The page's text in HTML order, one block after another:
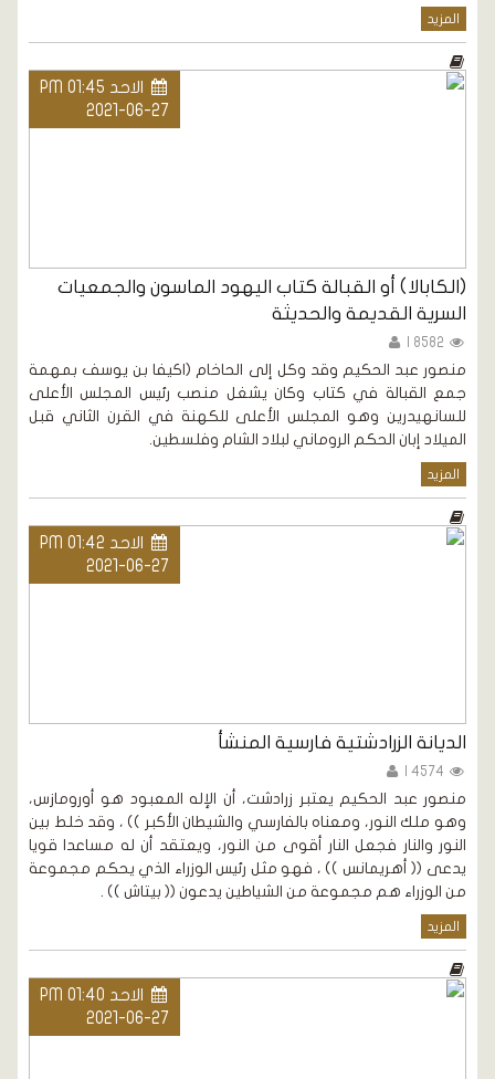
المزيد
الاحد PM 01:45
2021-06-27
(الكابالا) أو القبالة كتاب اليهود الماسون والجمعيات
السرية القديمة والحديثة
منصور عبد الحكيم وقد وكل إلى الحاخام (اكيفا بن يوسف بمهمة
جمع القبالة في كتاب وكان يشغل منصب رئيس المجلس الأعلى
للسانهيدرين وهو المجلس الأعلى للكهنة في القرن الثاني قبل
الميلاد إبان الحكم الروماني لبلاد الشام وفلسطين.
المزيد
الاحد PM 01:42
2021-06-27
الديانة الزرادشتية فارسية المنشأ
منصور عبد الحكيم يعتبر زرادشت، أن الإله المعبود هو أورومازس،
وهو ملك النور، ومعناه بالفارسي والشيطان الأكبر )) ، وقد خلط بين
النور والنار فجعل النار أقوى من النور، ويعتقد أن له مساعدا قويا
يدعى (( أهريمانس )) ، فهو مثل رئيس الوزراء الذي يحكم مجموعة
من الوزراء هم مجموعة من الشياطين يدعون (( بيتاش )) .
المزيد
الاحد PM 01:40
2021-06-27